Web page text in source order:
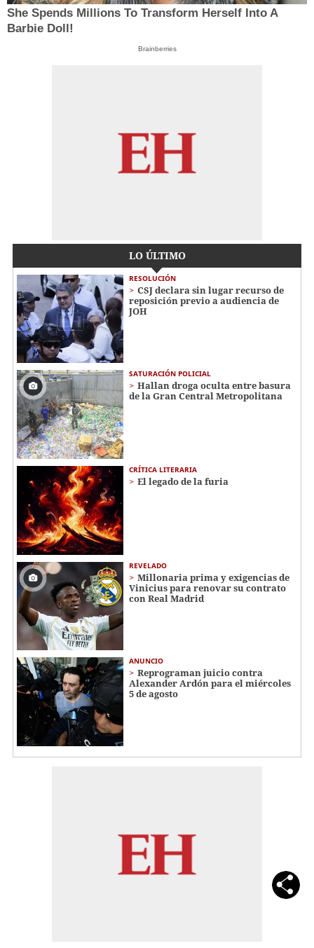
She Spends Millions To Transform Herself Into A
Barbie Doll!
Brainberries
LO ÚLTIMO
RESOLUCIÓN
CSJ declara sin lugar recurso de
reposición previo a audiencia de
JOH
SATURACIÓN POLICIAL
Hallan droga oculta entre basura
de la Gran Central Metropolitana
CRÍTICA LITERARIA
El legado de la furia
REVELADO
Millonaria prima y exigencias de
Vinicius para renovar su contrato
con Real Madrid
ANUNCIO
Reprograman juicio contra
Alexander Ardón para el miércoles
5 de agosto